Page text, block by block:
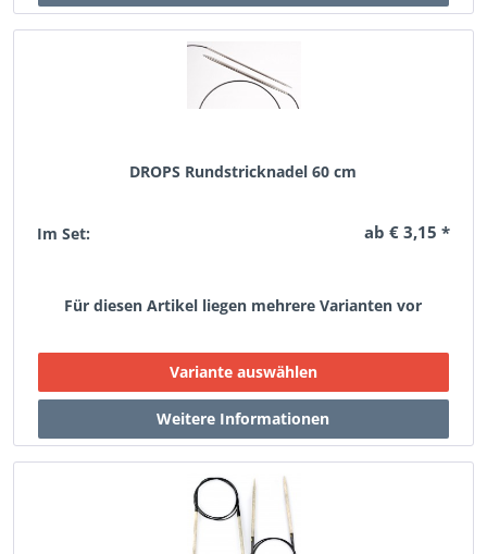
DROPS Rundstricknadel 60 cm
Im Set: ab € 3,15 *
Für diesen Artikel liegen mehrere Varianten vor